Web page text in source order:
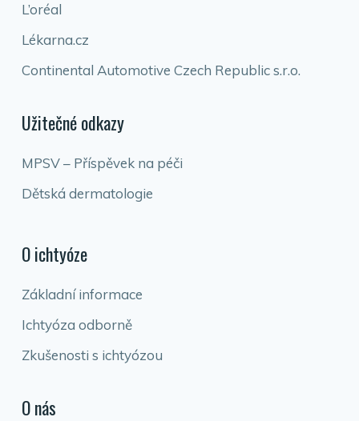
L’oréal
Lékarna.cz
Continental Automotive Czech Republic s.r.o.
Užitečné odkazy
MPSV – Příspěvek na péči
Dětská dermatologie
O ichtyóze
Základní informace
Ichtyóza odborně
Zkušenosti s ichtyózou
O nás